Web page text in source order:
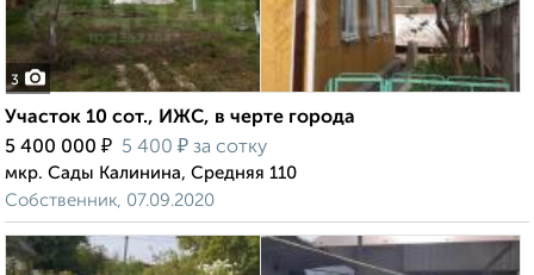
3
Участок 10 сот., ИЖС, в черте города
5 400 000 ₽ 5 400 ₽ за сотку
мкр. Сады Калинина, Средняя 110
Собственник, 07.09.2020